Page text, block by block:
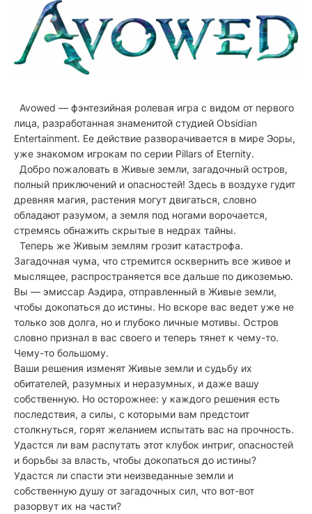
Avowed — фэнтезийная ролевая игра с видом от первого
лица, разработанная знаменитой студией Obsidian
Entertainment. Ее действие разворачивается в мире Эоры,
уже знакомом игрокам по серии Pillars of Eternity.
Добро пожаловать в Живые земли, загадочный остров,
полный приключений и опасностей! Здесь в воздухе гудит
древняя магия, растения могут двигаться, словно
обладают разумом, а земля под ногами ворочается,
стремясь обнажить скрытые в недрах тайны.
Теперь же Живым землям грозит катастрофа.
Загадочная чума, что стремится осквернить все живое и
мыслящее, распространяется все дальше по дикоземью.
Вы — эмиссар Аэдира, отправленный в Живые земли,
чтобы докопаться до истины. Но вскоре вас ведет уже не
только зов долга, но и глубоко личные мотивы. Остров
словно признал в вас своего и теперь тянет к чему-то.
Чему-то большому.
Ваши решения изменят Живые земли и судьбу их
обитателей, разумных и неразумных, и даже вашу
собственную. Но осторожнее: у каждого решения есть
последствия, а силы, с которыми вам предстоит
столкнуться, горят желанием испытать вас на прочность.
Удастся ли вам распутать этот клубок интриг, опасностей
и борьбы за власть, чтобы докопаться до истины?
Удастся ли спасти эти неизведанные земли и
собственную душу от загадочных сил, что вот-вот
разорвут их на части?